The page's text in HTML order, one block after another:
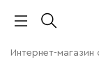
Интернет-магазин